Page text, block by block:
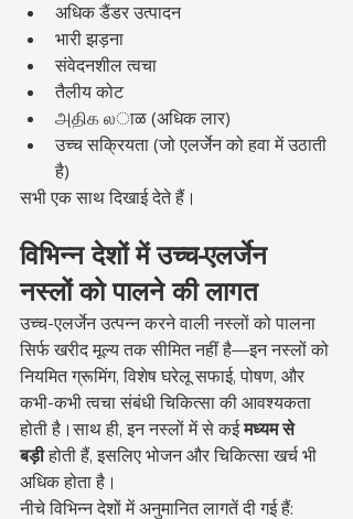
अधिक डैंडर उत्पादन
भारी झड़ना
संवेदनशील त्वचा
तैलीय कोट
அதிக லाळ (अधिक लार)
उच्च सक्रियता (जो एलर्जेन को हवा में उठाती
है)
सभी एक साथ दिखाई देते हैं।
विभिन्न देशों में उच्च-एलर्जेन
नस्लों को पालने की लागत
उच्च-एलर्जेन उत्पन्न करने वाली नस्लों को पालना
सिर्फ खरीद मूल्य तक सीमित नहीं है—इन नस्लों को
नियमित ग्रूमिंग, विशेष घरेलू सफाई, पोषण, और
कभी-कभी त्वचा संबंधी चिकित्सा की आवश्यकता
होती है।साथ ही, इन नस्लों में से कई मध्यम से
बड़ी होती हैं, इसलिए भोजन और चिकित्सा खर्च भी
अधिक होता है।
नीचे विभिन्न देशों में अनुमानित लागतें दी गई हैं: